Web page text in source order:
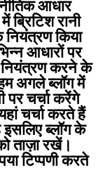
आधार
रानी
नियंत्रण किया
आधारों पर
नियंत्रण करने के
अगले ब्लॉग में
पर चर्चा करेंगे
चर्चा करते हैं
इसलिए ब्लॉग के
ताज़ा रखें।
टिप्पणी करते